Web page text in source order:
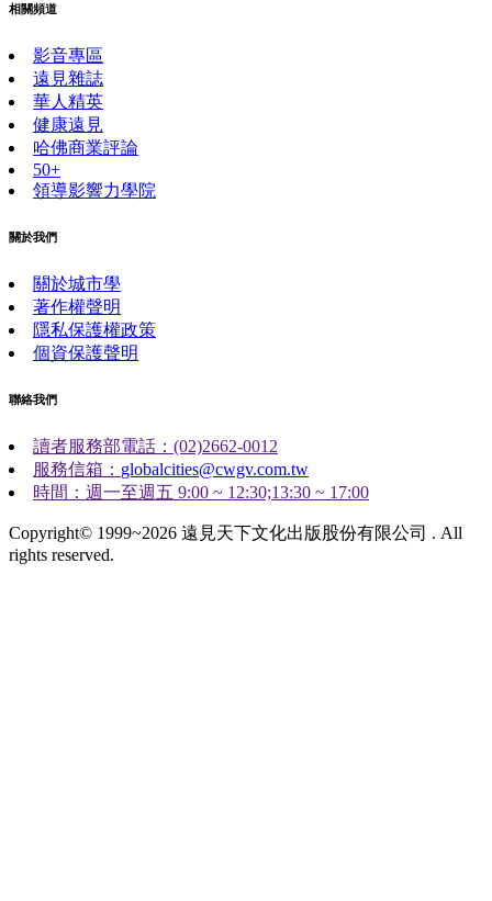
相關頻道
影音專區
遠見雜誌
華人精英
健康遠見
哈佛商業評論
50+
領導影響力學院
關於我們
關於城市學
著作權聲明
隱私保護權政策
個資保護聲明
聯絡我們
讀者服務部電話：(02)2662-0012
服務信箱： globalcities@cwgv.com.tw
時間：週一至週五 9:00 ~ 12:30;13:30 ~ 17:00
Copyright© 1999~2026 遠見天下文化出版股份有限公司 . All
rights reserved.